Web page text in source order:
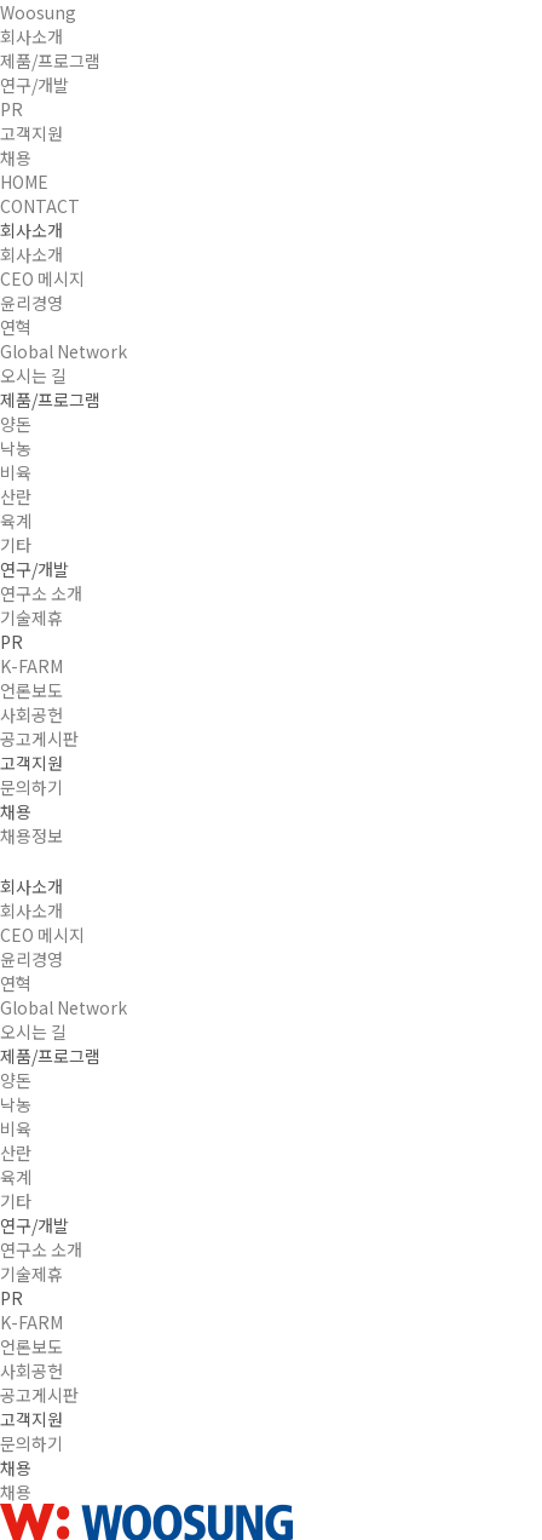
Woosung
회사소개
제품/프로그램
연구/개발
PR
고객지원
채용
HOME
CONTACT
회사소개
회사소개
CEO 메시지
윤리경영
연혁
Global Network
오시는 길
제품/프로그램
양돈
낙농
비육
산란
육계
기타
연구/개발
연구소 소개
기술제휴
PR
K-FARM
언론보도
사회공헌
공고게시판
고객지원
문의하기
채용
채용정보
회사소개
회사소개
CEO 메시지
윤리경영
연혁
Global Network
오시는 길
제품/프로그램
양돈
낙농
비육
산란
육계
기타
연구/개발
연구소 소개
기술제휴
PR
K-FARM
언론보도
사회공헌
공고게시판
고객지원
문의하기
채용
채용